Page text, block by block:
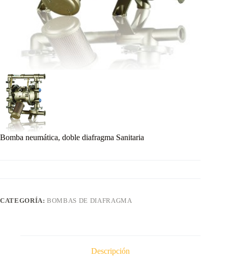
Bomba neumática, doble diafragma Sanitaria
CATEGORÍA:BOMBAS DE DIAFRAGMA
Descripción